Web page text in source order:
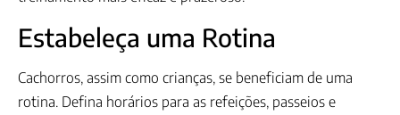
Estabeleça uma Rotina
Cachorros, assim como crianças, se beneficiam de uma
rotina. Defina horários para as refeições, passeios e